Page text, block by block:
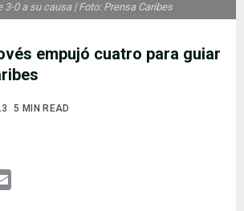
empujó cuatro para guiar
5 MIN READ
3-0 a su causa | Foto: Prensa Caribes